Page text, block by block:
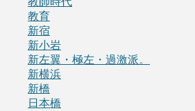
教育
新宿
新小岩
新左翼・極左・過激派。
新横浜
新橋
日本橋